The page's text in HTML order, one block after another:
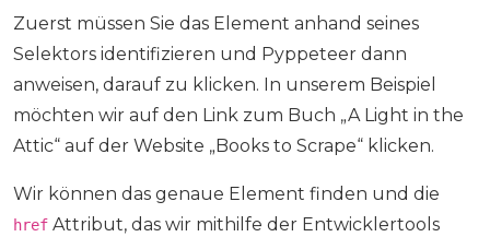
Zuerst müssen Sie das Element anhand seines
Selektors identifizieren und Pyppeteer dann
anweisen, darauf zu klicken. In unserem Beispiel
möchten wir auf den Link zum Buch „A Light in the
Attic“ auf der Website „Books to Scrape“ klicken.
Wir können das genaue Element finden und die
href Attribut, das wir mithilfe der Entwicklertools